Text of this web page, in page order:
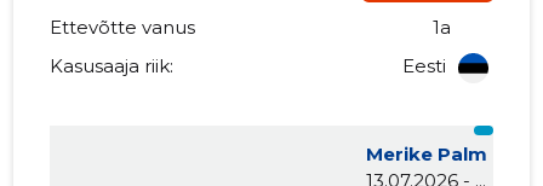
Ettevõtte vanus
1a
Kasusaaja riik:
Eesti
Merike Palm
13.07.2026 - ...